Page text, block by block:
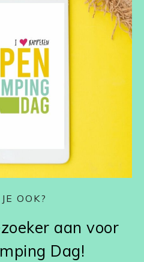
OOK?
aan voor
Dag!